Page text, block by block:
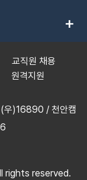
add
교직원 채용
원격지원
(우)16890 / 천안캠
rights reserved.